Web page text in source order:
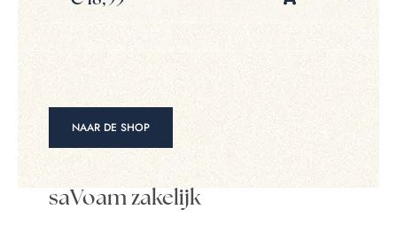
NAAR DE SHOP
saVoam zakelijk